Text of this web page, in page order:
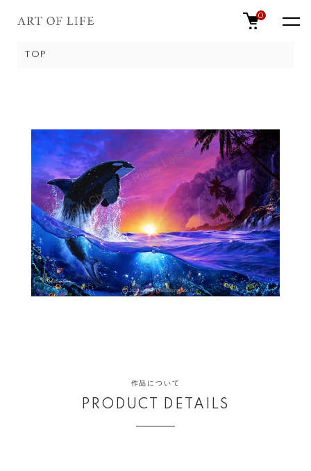
0
TOP
作品について
PRODUCT DETAILS